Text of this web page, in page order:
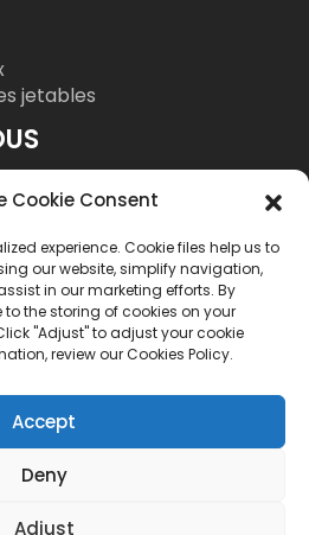
jetables
Microsoft Ketong, n°
Quartier des hautes
District de Nanshan,
Esun Industrial Co., Ltd.
Cookie Consent
experience. Cookie files help us to
our website, simplify navigation,
in our marketing efforts. By
the storing of cookies on your
"Adjust" to adjust your cookie
review our Cookies Policy.
Accept
Deny
Adjust